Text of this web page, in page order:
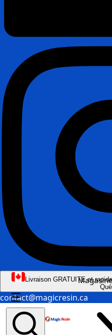
Livraison GRATUITE et
contact@magicresin.ca
☰